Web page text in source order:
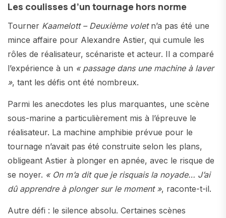
Les coulisses d’un tournage hors norme
Tourner Kaamelott – Deuxième voletn’a pas été une
mince affaire pour Alexandre Astier, qui cumule les
rôles de réalisateur, scénariste et acteur. Il a comparé
l’expérience à un « passage dans une machine à laver
», tant les défis ont été nombreux.
Parmi les anecdotes les plus marquantes, une scène
sous-marine a particulièrement mis à l’épreuve le
réalisateur. La machine amphibie prévue pour le
tournage n’avait pas été construite selon les plans,
obligeant Astier à plonger en apnée, avec le risque de
se noyer. « On m’a dit que je risquais la noyade… J’ai
dû apprendre à plonger sur le moment », raconte-t-il.
Autre défi : le silence absolu. Certaines scènes